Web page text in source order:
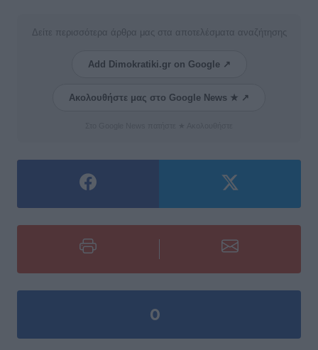
Δείτε περισσότερα άρθρα μας στα αποτελέσματα αναζήτησης
Add Dimokratiki.gr on Google ↗
Ακολουθήστε μας στο Google News ★ ↗
0